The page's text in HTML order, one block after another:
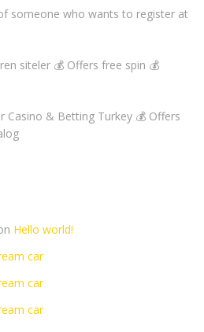
someone who wants to register at
siteler 💰 Offers free spin 💰
Casino & Betting Turkey 💰 Offers
Hello world!
car
car
car